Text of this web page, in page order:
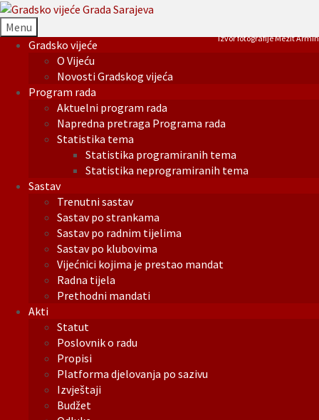
Menu
Gradsko vijeće
O Vijeću
Novosti Gradskog vijeća
Program rada
Aktuelni program rada
Napredna pretraga Programa rada
Statistika tema
Statistika programiranih tema
Statistika neprogramiranih tema
Sastav
Trenutni sastav
Sastav po strankama
Sastav po radnim tijelima
Sastav po klubovima
Vijećnici kojima je prestao mandat
Radna tijela
Prethodni mandati
Akti
Statut
Poslovnik o radu
Propisi
Platforma djelovanja po sazivu
Izvještaji
Budžet
Izvor fotografije Mezit Armin